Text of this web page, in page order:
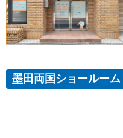
墨田両国ショールー